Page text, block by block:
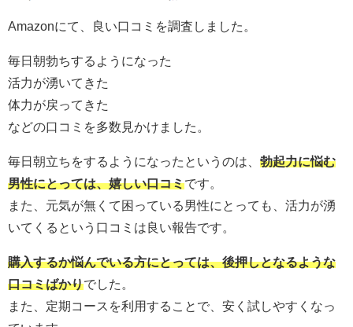
Amazonにて、良い口コミを調査しました。
毎日朝勃ちするようになった
活力が湧いてきた
体力が戻ってきた
などの口コミを多数見かけました。
毎日朝立ちをするようになったというのは、 勃起力に悩む
男性にとっては、嬉しい口コミです。
また、元気が無くて困っている男性にとっても、活力が湧
いてくるという口コミは良い報告です。
購入するか悩んでいる方にとっては、後押しとなるような
口コミばかりでした。
また、定期コースを利用することで、安く試しやすくなっ